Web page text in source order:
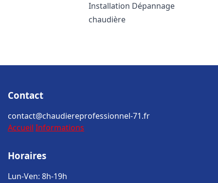
Installation Dépannage
chaudière
Contact
contact@chaudiereprofessionnel-71.fr
Accueil Informations
Horaires
Lun-Ven: 8h-19h